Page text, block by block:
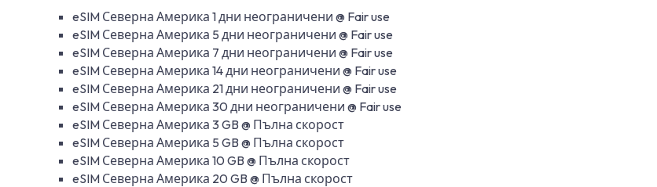
eSIM Северна Америка 1 дни неограничени @ Fair use
eSIM Северна Америка 5 дни неограничени @ Fair use
eSIM Северна Америка 7 дни неограничени @ Fair use
eSIM Северна Америка 14 дни неограничени @ Fair use
eSIM Северна Америка 21 дни неограничени @ Fair use
eSIM Северна Америка 30 дни неограничени @ Fair use
eSIM Северна Америка 3 GB @ Пълна скорост
eSIM Северна Америка 5 GB @ Пълна скорост
eSIM Северна Америка 10 GB @ Пълна скорост
eSIM Северна Америка 20 GB @ Пълна скорост